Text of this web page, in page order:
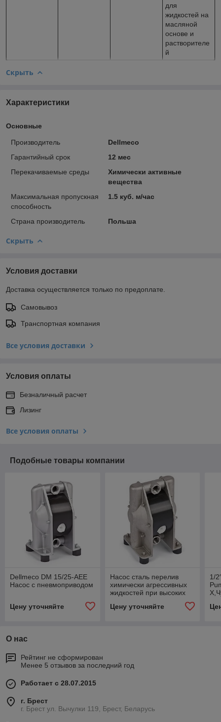
для
жидкостей на
масляной
основе и
растворителе
й
Скрыть
Характеристики
Основные
Производитель
Dellmeco
Гарантийный срок
12 мес
Перекачиваемые среды
Химически активные
вещества
Максимальная пропускная
способность
1.5 куб. м/час
Страна производитель Польша
Скрыть
Условия доставки
Доставка осуществляется только по предоплате.
Самовывоз
Транспортная компания
Все условия доставки
Условия оплаты
Безналичный расчет
Лизинг
Все условия оплаты
Подобные товары компании
Dellmeco DM 15/25-AEE
Насос с пневмоприводом
Цену уточняйте
Насос сталь перелив
химически агрессивных
жидкостей при высоких
температурах Dellmeco
DM-50/565-SNN-X
Цену уточняйте
1/
О нас
Рейтинг не сформирован
Менее 5 отзывов за последний год
Работает с 28.07.2015
г. Брест
г. Брест ул. Вычулки 119, Брест, Беларусь